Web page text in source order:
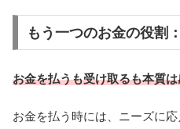
もう一つのお金の役割
お金を払うも受け取るも本質
お金を払う時には、ニーズに